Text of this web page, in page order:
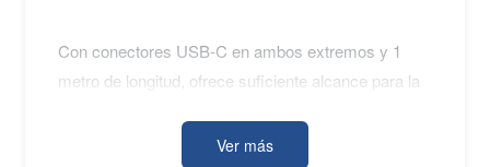
Con conectores USB-C en ambos extremos y 1
metro de longitud, ofrece suficiente alcance para la
construcción corresponde al estándar de accesorios
Ver más